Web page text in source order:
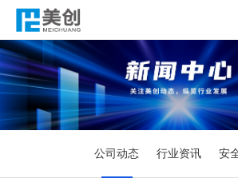
公司动态 行业资讯 安